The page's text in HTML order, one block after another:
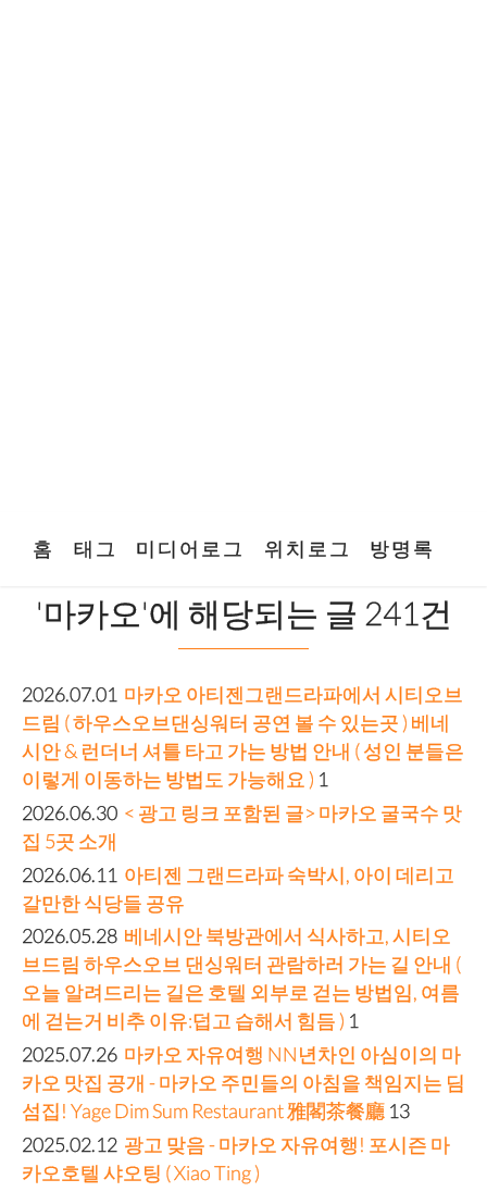
홈 태그 미디어로그 위치로그 방명록
'마카오'에 해당되는 글 241건
2026.07.01 마카오 아티젠그랜드라파에서 시티오브
드림 ( 하우스오브댄싱워터 공연 볼 수 있는곳 ) 베네
시안 & 런더너 셔틀 타고 가는 방법 안내 ( 성인 분들은
이렇게 이동하는 방법도 가능해요 ) 1
2026.06.30 < 광고 링크 포함된 글> 마카오 굴국수 맛
집 5곳 소개
2026.06.11 아티젠 그랜드라파 숙박시, 아이 데리고
갈만한 식당들 공유
2026.05.28 베네시안 북방관에서 식사하고, 시티오
브드림 하우스오브 댄싱워터 관람하러 가는 길 안내 (
오늘 알려드리는 길은 호텔 외부로 걷는 방법임, 여름
에 걷는거 비추 이유:덥고 습해서 힘듬 ) 1
2025.07.26 마카오 자유여행 NN년차인 아심이의 마
카오 맛집 공개 - 마카오 주민들의 아침을 책임지는 딤
섬집! Yage Dim Sum Restaurant 雅閣茶餐廳 13
2025.02.12 광고 맞음 - 마카오 자유여행! 포시즌 마
카오호텔 샤오팅 ( Xiao Ting )